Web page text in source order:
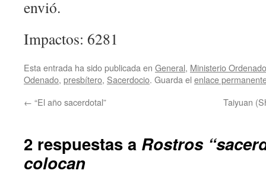
envió.
Impactos: 6281
Esta entrada ha sido publicada en General, Ministerio Ordenado
Odenado, presbítero, Sacerdocio. Guarda el enlace
← “El año sacerdotal” Taiyuan
2 respuestas a Rostros
colocan